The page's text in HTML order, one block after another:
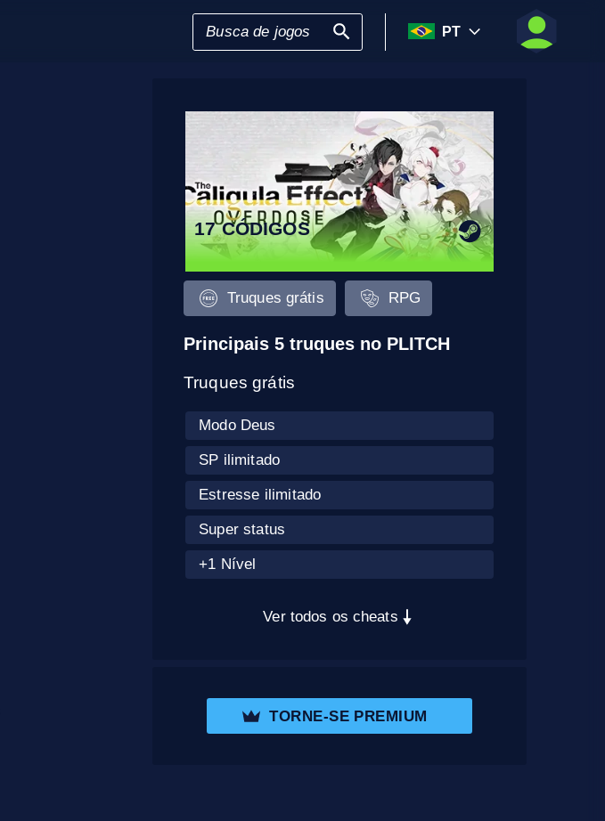
PT
17 CÓDIGOS
Truques grátis RPG
Principais 5 truques no PLITCH
Truques grátis
Modo Deus
SP ilimitado
Estresse ilimitado
Super status
+1 Nível
Ver todos os cheats
TORNE-SE PREMIUM